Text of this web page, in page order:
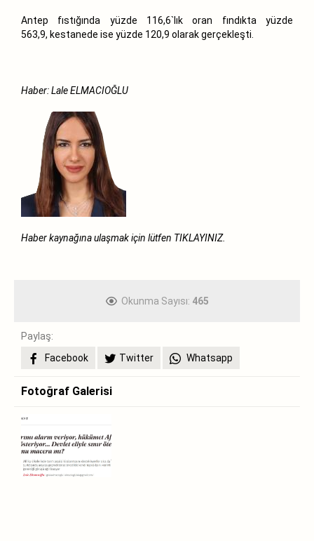
Antep fıstığında yüzde 116,6`lık oran fındıkta yüzde
563,9, kestanede ise yüzde 120,9 olarak gerçekleşti.
Haber: Lale ELMACIOĞLU
Haber kaynağına ulaşmak için lütfen TIKLAYINIZ.
Okunma Sayısı: 465
Paylaş:
Facebook
Twitter Whatsapp
Fotoğraf Galerisi